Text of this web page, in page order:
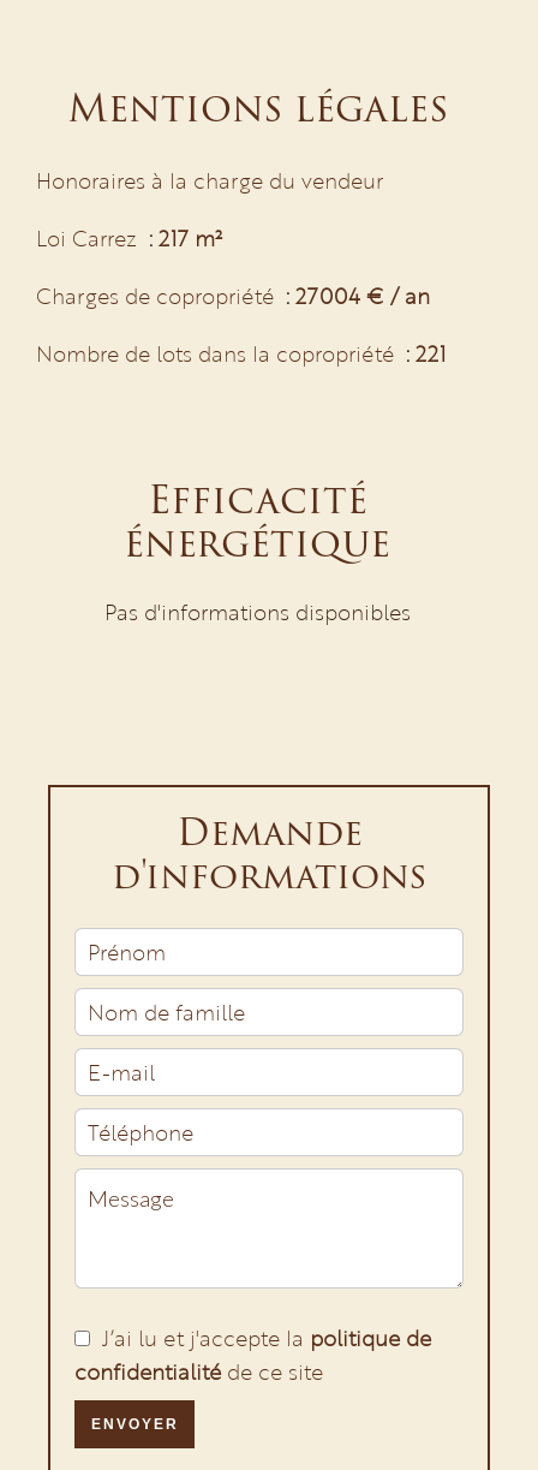
Mentions légales
Honoraires à la charge du vendeur
Loi Carrez
217 m²
Charges de copropriété
27004 € / an
Nombre de lots dans la copropriété
221
Efficacité
énergétique
Pas d'informations disponibles
Demande
d'informations
J’ai lu et j'accepte la politique de
confidentialitéde ce site
ENVOYER